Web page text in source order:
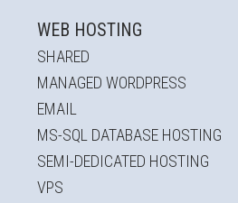
WEB HOSTING
SHARED
MANAGED WORDPRESS
EMAIL
MS-SQL DATABASE HOSTING
SEMI-DEDICATED HOSTING
VPS